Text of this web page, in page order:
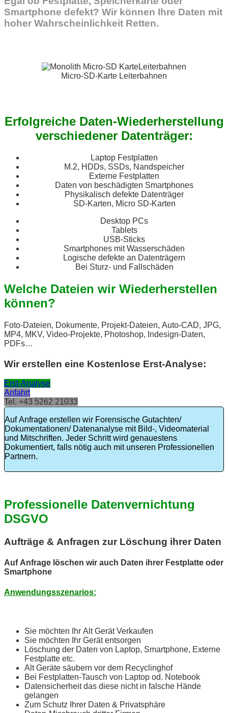
Smartphone defekt? Wir können Ihre Daten mit
hoher Wahrscheinlichkeit Retten.
Micro-SD-Karte Leiterbahnen
Erfolgreiche Daten-Wiederherstellung
verschiedener Datenträger:
Laptop Festplatten
M.2, HDDs, SSDs, Nandspeicher
Externe Festplatten
Daten von beschädigten Smartphones
Physikalisch defekte Datenträger
SD-Karten, Micro SD-Karten
Desktop PCs
Tablets
USB-Sticks
Smartphones mit Wasserschäden
Logische defekte an Datenträgern
Bei Sturz- und Fallschäden
Welche Dateien wir Wiederherstellen
können?
Foto-Dateien, Dokumente, Projekt-Dateien, Auto-CAD, JPG,
MP4, MKV, Video-Projekte, Photoshop, Indesign-Daten,
PDFs…
Wir erstellen eine Kostenlose Erst-Analyse:
Erst-Analyse
Anfahrt
Tel. +43 5262 21033
Auf Anfrage erstellen wir Forensische Gutachten/
Dokumentationen/ Datenanalyse mit Bild-, Videomaterial
und Mitschriften. Jeder Schritt wird genauestens
Dokumentiert, falls nötig auch mit unseren Professionellen
Partnern.
Professionelle Datenvernichtung
DSGVO
Aufträge & Anfragen zur Löschung ihrer Daten
Auf Anfrage löschen wir auch Daten ihrer Festplatte oder
Smartphone
Anwendungsszenarios:
Sie möchten Ihr Alt Gerät Verkaufen
Sie möchten Ihr Gerät entsorgen
Löschung der Daten von Laptop, Smartphone, Externe
Festplatte etc.
Alt Geräte säubern vor dem Recyclinghof
Bei Festplatten-Tausch von Laptop od. Notebook
Datensicherheit das diese nicht in falsche Hände
gelangen
Zum Schutz Ihrer Daten & Privatsphäre